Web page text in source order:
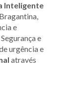
Inteligente
e
e
urgência e
através